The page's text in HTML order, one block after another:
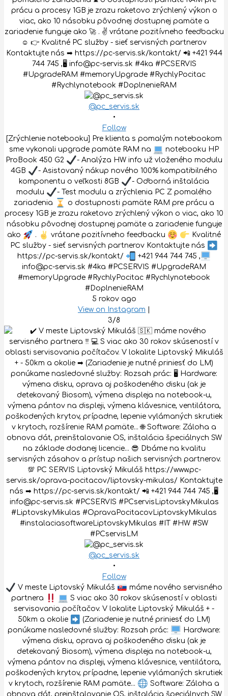
@pc_servis.sk
•
Follow
[Zrýchlenie notebooku] Pre klienta s pomalým notebookom
sme vykonali upgrade pamäte RAM na
notebooku HP
ProBook 450 G2
- Analýza HW info už vloženého modulu
4GB
- Asistovaný nákup nového 100% kompatibilného
komponentu o veľkosti 8GB
- Odborná inštalácia
modulu
- Test modulu a zrýchlenia PC Z pomalého
zariadenia
o dostupnosti pamäte RAM pre prácu a
procesy 1GB je zrazu raketovo zrýchlený výkon o viac, ako 10
násobku pôvodnej dostupnej pamäte a zariadenie funguje
ako
. vrátane pozitívneho feedbacku
Kvalitné
PC služby - sieť servisných partnerov Kontaktujte nás
https://pc-servis.sk/kontakt/
+421 944 744 745 ,
info@pc-servis.sk #4ka #PCSERVIS #UpgradeRAM
#memoryUpgrade #RychlyPocitac #Rychlynotebook
#DoplnenieRAM
5 rokov ago
View on Instagram
3/8
@pc_servis.sk
•
Follow
V meste Liptovský Mikuláš
máme nového servisného
partnera
S viac ako 30 rokov skúseností v oblasti
servisovania počítačov. V lokalite Liptovský Mikuláš + -
50km a okolie
(Zariadenie je nutné priniesť do LM)
ponúkame nasledovné služby: Rozsah prác:
Hardware:
výmena disku, oprava aj poškodeného disku (ak je
detekovaný Biosom), výmena displeja na notebook-u,
výmena pántov na displeji, výmena klávesnice, ventilátora,
poškodených krytov, prípadne, lepenie vylámaných skrutiek
v krytoch, rozšírenie RAM pamäte...
Software: Záloha a
obnova dát, preinštalovanie OS, inštalácia špeciálnych SW